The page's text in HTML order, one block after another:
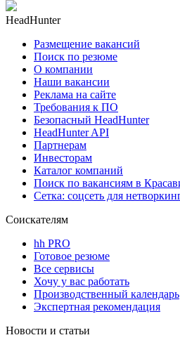
HeadHunter
Размещение вакансий
Поиск по резюме
О компании
Наши вакансии
Реклама на сайте
Требования к ПО
Безопасный HeadHunter
HeadHunter API
Партнерам
Инвесторам
Каталог компаний
Поиск по вакансиям в
Сетка: соцсеть для
Соискателям
hh PRO
Готовое резюме
Все сервисы
Хочу у вас работать
Производственный календарь
Экспертная рекомендация
Новости и статьи